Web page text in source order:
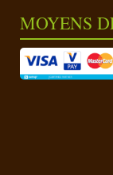
MOYENS